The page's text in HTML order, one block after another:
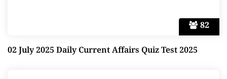
82
02 July 2025 Daily Current Affairs Quiz Test 2025